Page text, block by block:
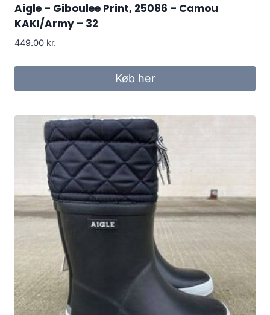
Aigle – Giboulee Print, 25086 – Camou
KAKI/Army – 32
449.00 kr.
Køb her